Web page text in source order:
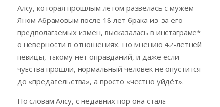
Алсу, которая прошлым летом развелась с мужем
Яном Абрамовым после 18 лет брака из-за его
предполагаемых измен, высказалась в инстаграме*
о неверности в отношениях. По мнению 42-летней
певицы, такому нет оправданий, и даже если
чувства прошли, нормальный человек не опустится
до «предательства», а просто «честно уйдёт».
По словам Алсу, с недавних пор она стала